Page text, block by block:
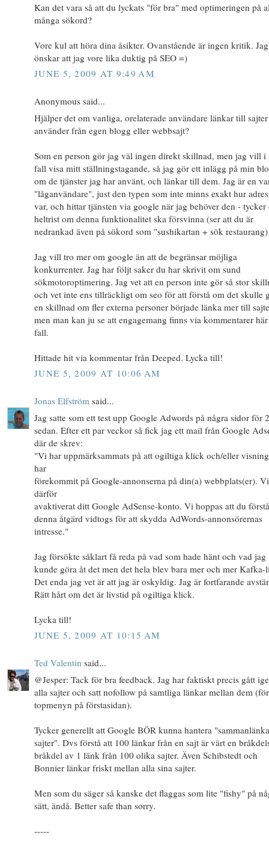
Kan det vara så att du lyckats "för bra" med optimeringen på
många sökord?
Vore kul att höra dina åsikter. Ovanstående är ingen kritik. Jag
önskar att jag vore lika duktig på SEO =)
JUNE 5, 2009 AT 9:49 AM
Anonymous said...
Hjälper det om vanliga, orelaterade användare länkar till
använder från egen blogg eller webbsajt?
Som en person gör jag väl ingen direkt skillnad, men jag vill i
fall visa mitt ställningstagande, så jag gör ett inlägg på min
om de tjänster jag har använt, och länkar till dem. Jag är en
"låganvändare", just den typen som inte minns exakt hur
var, och hittar tjänsten via google när jag behöver den - tycker
heltrist om denna funktionalitet ska försvinna (ser att du är
nedrankad även på sökord som "sushikartan + sök restaurang)
Jag vill tro mer om google än att de begränsar möjliga
konkurrenter. Jag har följt saker du har skrivit om sund
sökmotoroptimering. Jag vet att en person inte gör så stor
och vet inte ens tillräckligt om seo för att förstå om det skulle
en skillnad om fler externa personer började länka mer till
men man kan ju se att engagemang finns via kommentarer
fall.
Hittade hit via kommentar från Deeped. Lycka till!
JUNE 5, 2009 AT 10:06 AM
Jonas Elfström said...
Jag satte som ett test upp Google Adwords på några sidor för
sedan. Efter ett par veckor så fick jag ett mail från Google
där de skrev:
"Vi har uppmärksammats på att ogiltiga klick och/eller
har
förekommit på Google-annonserna på din(a) webbplats(er).
därför
avaktiverat ditt Google AdSense-konto. Vi hoppas att du
denna åtgärd vidtogs för att skydda AdWords-annonsörernas
intresse."
Jag försökte såklart få reda på vad som hade hänt och vad jag
kunde göra åt det men det hela blev bara mer och mer
Det enda jag vet är att jag är oskyldig. Jag är fortfarande
Rätt hårt om det är livstid på ogiltiga klick.
Lycka till!
JUNE 5, 2009 AT 10:15 AM
Ted Valentin said...
@Jesper: Tack för bra feedback. Jag har faktiskt precis gått
alla sajter och satt nofollow på samtliga länkar mellan dem
topmenyn på förstasidan).
Tycker generellt att Google BÖR kunna hantera
sajter". Dvs förstå att 100 länkar från en sajt är värt en
bråkdel av 1 länk från 100 olika sajter. Även Schibstedt och
Bonnier länkar friskt mellan alla sina sajter.
Men som du säger så kanske det flaggas som lite "fishy" på
sätt, ändå. Better safe than sorry.
-----